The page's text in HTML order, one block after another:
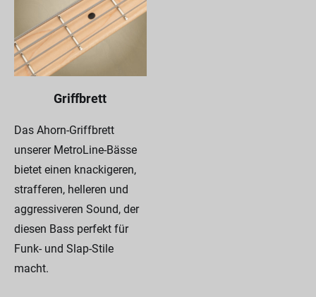
Griffbrett
Das Ahorn-Griffbrett
unserer MetroLine-Bässe
bietet einen knackigeren,
strafferen, helleren und
aggressiveren Sound, der
diesen Bass perfekt für
Funk- und Slap-Stile
macht.